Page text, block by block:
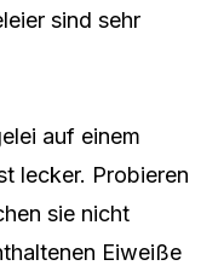
sind sehr
auf einem
lecker. Probieren
sie nicht
Eiweiße